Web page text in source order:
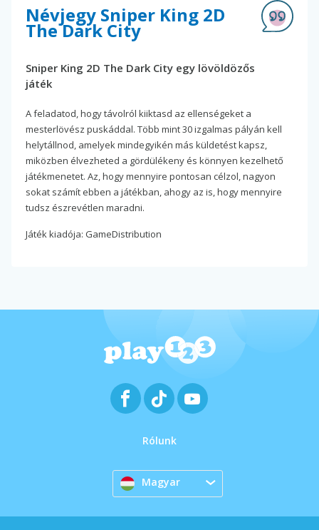
Névjegy Sniper King 2D
The Dark City
Sniper King 2D The Dark City egy lövöldözős
játék
A feladatod, hogy távolról kiiktasd az ellenségeket a
mesterlövész puskáddal. Több mint 30 izgalmas pályán kell
helytállnod, amelyek mindegyikén más küldetést kapsz,
miközben élvezheted a gördülékeny és könnyen kezelhető
játékmenetet. Az, hogy mennyire pontosan célzol, nagyon
sokat számít ebben a játékban, ahogy az is, hogy mennyire
tudsz észrevétlen maradni.
Játék kiadója: GameDistribution
Rólunk
Magyar